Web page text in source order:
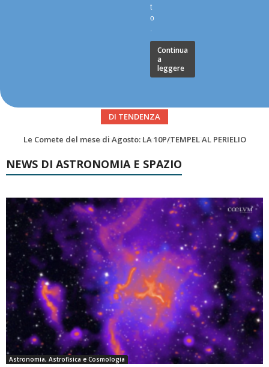
t
o
.
Continua
a
leggere
DI TENDENZA
Asteroidi del mese Agosto 2026
NEWS DI ASTRONOMIA E SPAZIO
Astronomia, Astrofisica e Cosmologia